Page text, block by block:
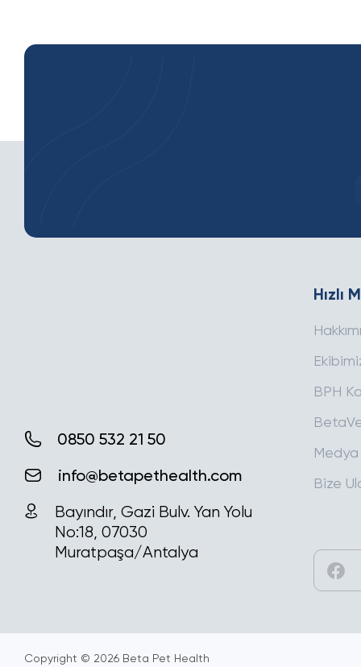
0850 532 21 50
info@betapethealth.com
Bayındır, Gazi Bulv. Yan Yolu
No:18, 07030
Muratpaşa/Antalya
Hızlı
BPH
Medya
Bize
Copyright © 2026 Beta Pet Health